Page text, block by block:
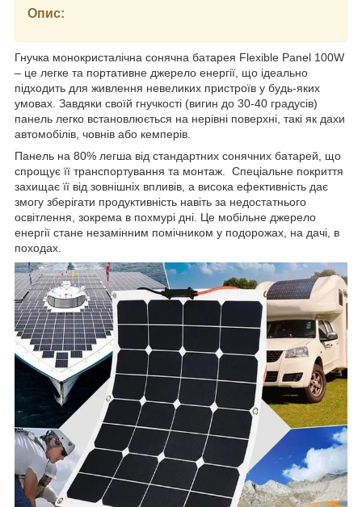
Опис:
Гнучка монокристалічна сонячна батарея Flexible Panel 100W
– це легке та портативне джерело енергії, що ідеально
підходить для живлення невеликих пристроїв у будь-яких
умовах. Завдяки своїй гнучкості (вигин до 30-40 градусів)
панель легко встановлюється на нерівні поверхні, такі як дахи
автомобілів, човнів або кемперів.
Панель на 80% легша від стандартних сонячних батарей, що
спрощує її транспортування та монтаж. Спеціальне покриття
захищає її від зовнішніх впливів, а висока ефективність дає
змогу зберігати продуктивність навіть за недостатнього
освітлення, зокрема в похмурі дні. Це мобільне джерело
енергії стане незамінним помічником у подорожах, на дачі, в
походах.